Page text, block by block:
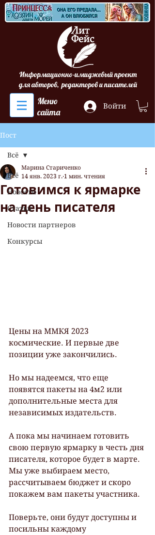
Информационно-имиджевый проект
для авторов, редакторов и писателей
Меню
сайта
Войти
Пост
Всё
Новости
Статьи
Новости партнеров
Конкурсы
Всё
Готовимся к ярмарке
на день писателя
Марина Стариченко
14 янв. 2023 г. 1 мин. чтения
Цены на ММКЯ 2023
космические. И первые две
позиции уже закончились.
Но мы надеемся, что еще
появятся пакеты на 4м2 или
дополнительные места для
независимых издательств.
А пока мы начинаем готовить
свою первую ярмарку в честь дня
писателя, которое будет в марте.
Мы уже выбираем место,
рассчитываем бюджет и скоро
покажем вам пакеты участника.
Поверьте, они будут доступны и
посильны каждому